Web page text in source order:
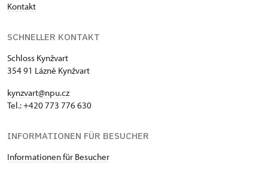
Kontakt
SCHNELLER KONTAKT
Schloss Kynžvart
354 91 Lázně Kynžvart
kynzvart@npu.cz
Tel.: +420 773 776 630
INFORMATIONEN FÜR BESUCHER
Informationen für Besucher